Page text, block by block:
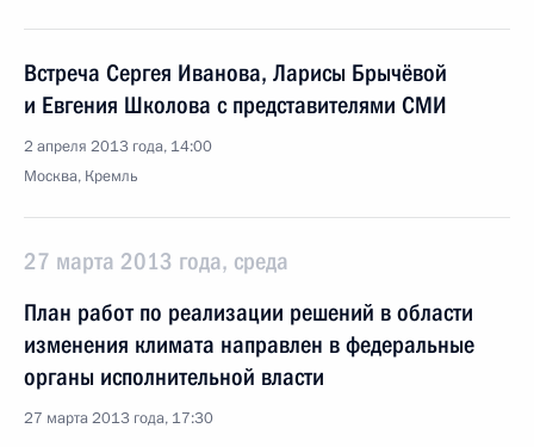
Встреча Сергея Иванова, Ларисы Брычёвой
и Евгения Школова с представителями СМИ
2 апреля 2013 года, 14:00
Москва, Кремль
27 марта 2013 года, среда
План работ по реализации решений в области
изменения климата направлен в федеральные
органы исполнительной власти
27 марта 2013 года, 17:30